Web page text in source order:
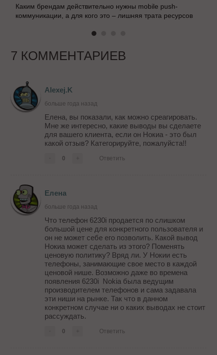
Каким брендам действительно нужны mobile push-
коммуникации, а для кого это – лишняя трата ресурсов
7 КОММЕНТАРИЕВ
Alexej.K
больше года назад
Елена, вы показали, как можно среагировать.
Мне же интересно, какие выводы вы сделаете
для вашего клиента, если он Нокиа - это был
какой отзыв? Категорируйте, пожалуйста!!
0 Ответить
Елена
больше года назад
Что телефон 6230i продается по слишком
большой цене для конкретного пользователя и
он не может себе его позволить. Какой вывод
Нокиа может сделать из этого? Поменять
ценовую политику? Вряд ли. У Нокии есть
телефоны, занимающие свое место в каждой
ценовой нише. Возможно даже во времена
появления 6230i Nokia была ведущим
производителем телефонов и сама задавала
эти ниши на рынке. Так что в данном
конкретном случае ни о каких выводах не стоит
рассуждать.
0 Ответить